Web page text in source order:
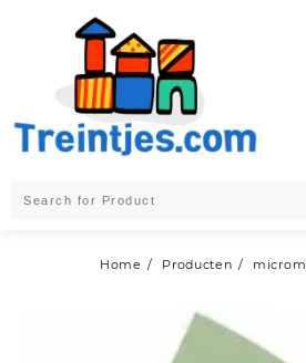
Home Producten